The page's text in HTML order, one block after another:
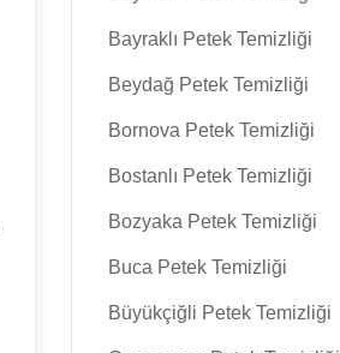
Bayraklı Petek Temizliği
Beydağ Petek Temizliği
Bornova Petek Temizliği
Bostanlı Petek Temizliği
Bozyaka Petek Temizliği
Buca Petek Temizliği
Büyükçiğli Petek Temizliği